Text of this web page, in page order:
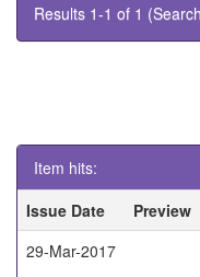
Results 1-1 of 1
Item hits:
Issue Date
Preview
29-Mar-2017